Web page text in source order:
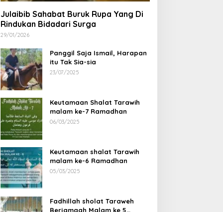
Julaibib Sahabat Buruk Rupa Yang Di
Rindukan Bidadari Surga
29/01/2026
Panggil Saja Ismail, Harapan
itu Tak Sia-sia
23/07/2025
Keutamaan Shalat Tarawih
malam ke-7 Ramadhan
06/03/2025
Keutamaan shalat Tarawih
malam ke-6 Ramadhan
05/03/2025
Fadhillah sholat Taraweh
Berjamaah Malam ke 5